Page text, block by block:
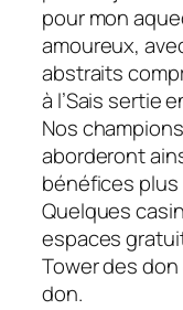
pour mon
amoureux,
abstraits
à l’Sais sertie
Nos
aborderont
bénéfices
Quelques
espaces
Tower des
don.